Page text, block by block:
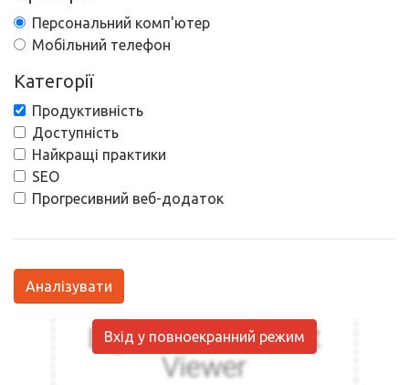
Персональний комп'ютер
Мобільний телефон
Категорії
Продуктивність
Доступність
Найкращі практики
SEO
Прогресивний веб-додаток
Аналізувати
Вхід у повноекранний режим